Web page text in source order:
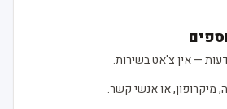
— אין צ'אט בשירות.
או אנשי קשר.